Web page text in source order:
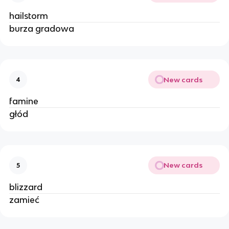
hailstorm
burza gradowa
4 New cards
famine
głód
5 New cards
blizzard
zamieć